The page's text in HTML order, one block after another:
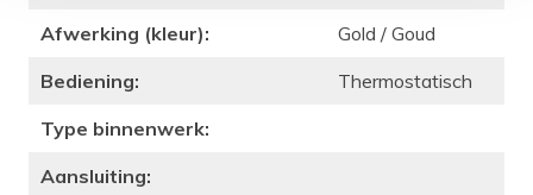
Afwerking (kleur):
Gold / Goud
Bediening:
Thermostatisch
Type binnenwerk:
Aansluiting: